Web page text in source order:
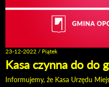
23-12-2022 / Piątek
Kasa czynna do do
Informujemy, że Kasa Urzędu